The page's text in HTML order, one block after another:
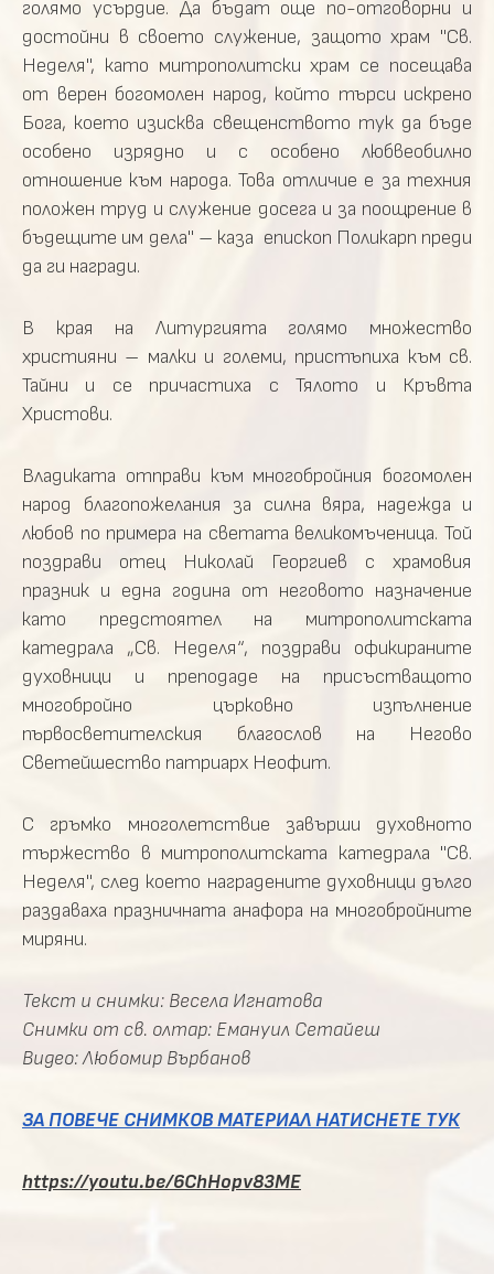
голямо усърдие. Да бъдат още по-отговорни и
достойни в своето служение, защото храм "Св.
Неделя", като митрополитски храм се посещава
от верен богомолен народ, който търси искрено
Бога, което изисква свещенството тук да бъде
особено изрядно и с особено любвеобилно
отношение към народа. Това отличие е за техния
положен труд и служение досега и за поощрение в
бъдещите им дела" – каза епископ Поликарп преди
да ги награди.
В края на Литургията голямо множество
християни – малки и големи, пристъпиха към св.
Тайни и се причастиха с Тялото и Кръвта
Христови.
Владиката отправи към многобройния богомолен
народ благопожелания за силна вяра, надежда и
любов по примера на светата великомъченица. Той
поздрави отец Николай Георгиев с храмовия
празник и една година от неговото назначение
като предстоятел на митрополитската
катедрала „Св. Неделя“, поздрави офикираните
духовници и преподаде на присъстващото
многобройно църковно изпълнение
първосветителския благослов на Негово
Светейшество патриарх Неофит.
С гръмко многолетствие завърши духовното
тържество в митрополитската катедрала "Св.
Неделя", след което наградените духовници дълго
раздаваха празничната анафора на многобройните
миряни.
Текст и снимки: Весела Игнатова
Снимки от св. олтар: Емануил Сетайеш
Видео: Любомир Върбанов
ЗА ПОВЕЧЕ СНИМКОВ МАТЕРИАЛ НАТИСНЕТЕ ТУК
https://youtu.be/6ChHopv83ME